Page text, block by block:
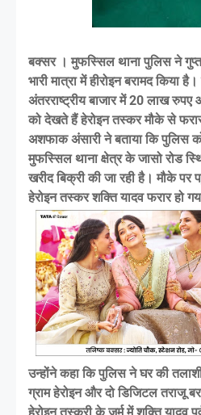
बक्सर । मुफस्सिल थाना पुलिस ने गुप्त
भारी मात्रा में हीरोइन बरामद किया
अंतरराष्ट्रीय बाजार में 20 लाख
को देखते हैं हेरोइन तस्कर मौके से
अशफाक अंसारी ने बताया कि पुलिस
मुफस्सिल थाना क्षेत्र के जासो रोड
खरीद बिक्री की जा रही है। मौके पर
हेरोइन तस्कर शक्ति यादव फरार हो
उन्होंने कहा कि पुलिस ने घर की
ग्राम हेरोइन और दो डिजिटल तराजू
हेरोइन तस्करी के जुर्म में शक्ति यादव